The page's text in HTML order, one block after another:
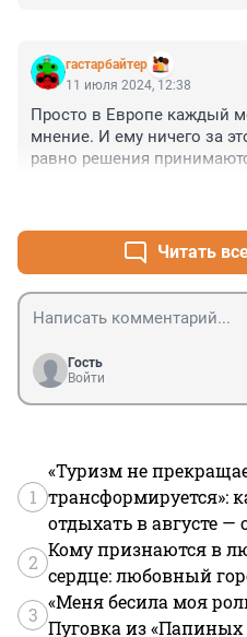
гастарбайтер
11 июля 2024, 12:38
Просто в Европе каждый
мнение. И ему ничего за
равно решения
Читать
Гость
Войти
1
«Туризм не
трансформируется»:
отдыхать в августе —
2
Кому признаются в
сердце: любовный
3
«Меня бесила моя
Пуговка из «Папиных